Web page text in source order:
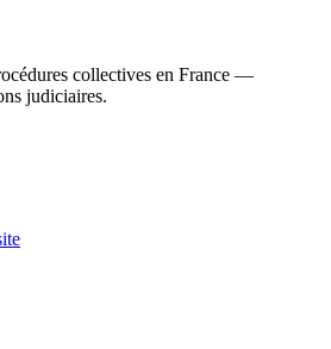
collectives en France —
judiciaires.